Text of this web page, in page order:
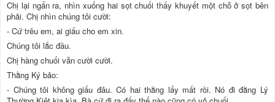
Chị lại ngẩn ra, nhìn xuống hai sọt chuối thấy khuyết một chỗ ở sọt bên
phải. Chị nhìn chúng tôi cười:
- Cứ trêu em, ai giấu cho em xin.
Chúng tôi lắc đầu.
Chị hàng chuối vẫn cười cười.
Thằng Ký bảo:
- Chúng tôi không giấu đâu. Có hai thằng lấy mất rồi. Nó đi đằng Lý